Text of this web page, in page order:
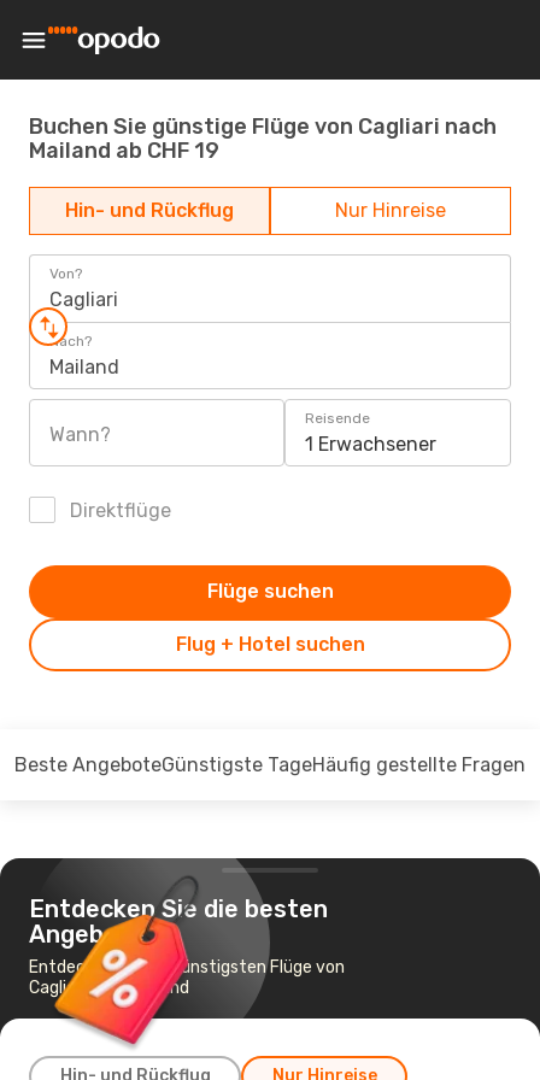
Buchen Sie günstige Flüge von Cagliari nach
Mailand ab CHF 19
Hin- und Rückflug Nur Hinreise
Von?
Cagliari
Nach?
Mailand
Wann?
Reisende
1 Erwachsener
Direktflüge
Flug + Hotel suchen
Flüge suchen
Beste AngeboteGünstigste TageHäufig gestellte Fragen
Entdecken Sie die besten
Angebote
Entdecken Sie die günstigsten Flüge von
Cagliari nach Mailand
Hin- und Rückflug Nur Hinreise